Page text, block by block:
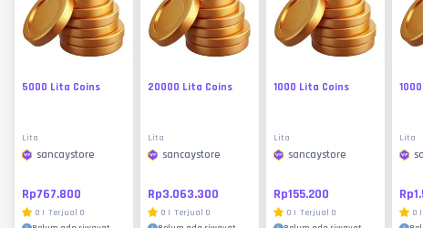
5000 Lita Coins
Lita
sancaystore
Rp767.800
0 | Terjual 0
20000 Lita Coins
Lita
sancaystore
Rp3.063.300
0 | Terjual 0
1000 Lita Coins
Lita
sancaystore
Rp155.200
0 | Terjual 0
Lita
0 |